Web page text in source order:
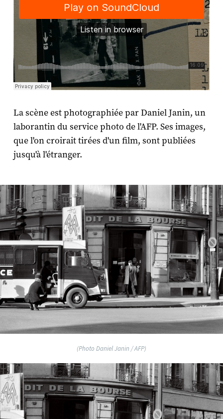
La scène est photographiée par Daniel Janin, un
laborantin du service photo de l'AFP. Ses images,
que l'on croirait tirées d'un film, sont publiées
jusqu'à l'étranger.
(Photo Daniel Janin / AFP)